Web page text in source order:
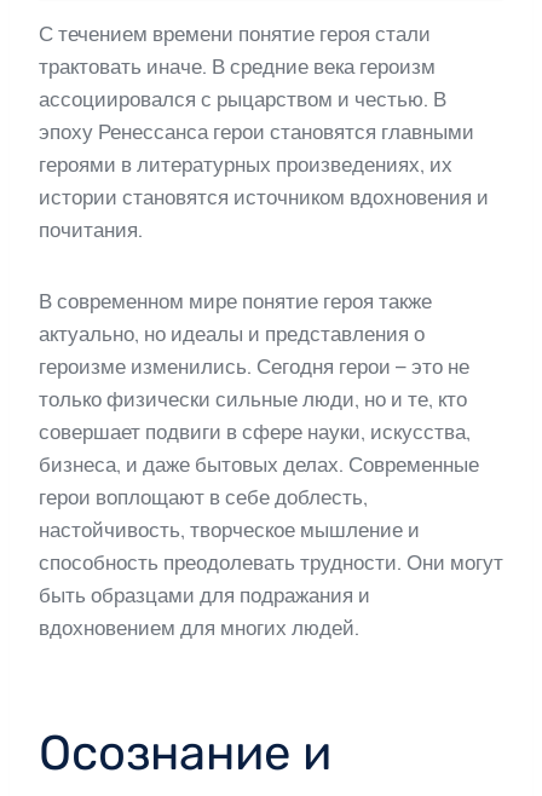
С течением времени понятие героя стали
трактовать иначе. В средние века героизм
ассоциировался с рыцарством и честью. В
эпоху Ренессанса герои становятся главными
героями в литературных произведениях, их
истории становятся источником вдохновения и
почитания.
В современном мире понятие героя также
актуально, но идеалы и представления о
героизме изменились. Сегодня герои – это не
только физически сильные люди, но и те, кто
совершает подвиги в сфере науки, искусства,
бизнеса, и даже бытовых делах. Современные
герои воплощают в себе доблесть,
настойчивость, творческое мышление и
способность преодолевать трудности. Они могут
быть образцами для подражания и
вдохновением для многих людей.
Осознание и